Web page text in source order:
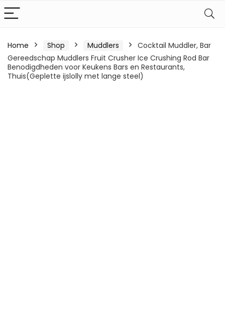
Home Shop Muddlers
Cocktail Muddler, Bar
Gereedschap Muddlers Fruit Crusher Ice Crushing Rod Bar
Benodigdheden voor Keukens Bars en Restaurants,
Thuis(Geplette ijslolly met lange steel)